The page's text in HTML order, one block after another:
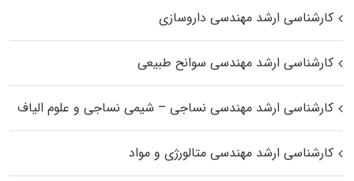
کارشناسی ارشد مهندسی داروسازی
کارشناسی ارشد مهندسی سوانح طبیعی
کارشناسی ارشد مهندسی نساجی – شیمی نساجی و علوم الیاف
کارشناسی ارشد مهندسی متالورژی و مواد